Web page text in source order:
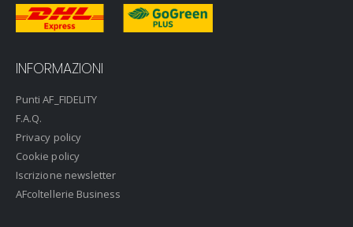
INFORMAZIONI
Punti AF_FIDELITY
F.A.Q.
Privacy policy
Cookie policy
Iscrizione newsletter
AFcoltellerie Business